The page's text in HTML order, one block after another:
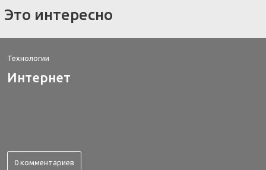
Это интересно
Технологии
Интернет
0 комментариев